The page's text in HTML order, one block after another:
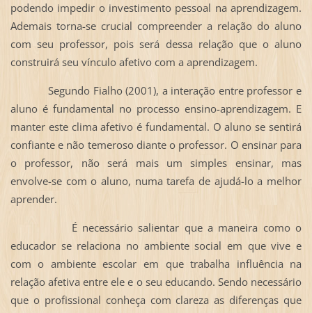
podendo impedir o investimento pessoal na aprendizagem.
Ademais torna-se crucial compreender a relação do aluno
com seu professor, pois será dessa relação que o aluno
construirá seu vínculo afetivo com a aprendizagem.
Segundo Fialho (2001), a interação entre professor e
aluno é fundamental no processo ensino-aprendizagem. E
manter este clima afetivo é fundamental. O aluno se sentirá
confiante e não temeroso diante o professor. O ensinar para
o professor, não será mais um simples ensinar, mas
envolve-se com o aluno, numa tarefa de ajudá-lo a melhor
aprender.
É necessário salientar que a maneira como o
educador se relaciona no ambiente social em que vive e
com o ambiente escolar em que trabalha influência na
relação afetiva entre ele e o seu educando. Sendo necessário
que o profissional conheça com clareza as diferenças que